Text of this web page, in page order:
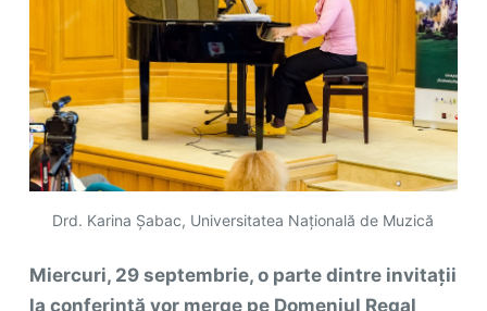
Drd. Karina Șabac, Universitatea Națională de Muzică
Miercuri, 29 septembrie, o parte dintre invitații
la conferință vor merge pe Domeniul Regal